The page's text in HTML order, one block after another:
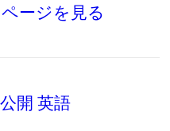
ージを見る
開 英語